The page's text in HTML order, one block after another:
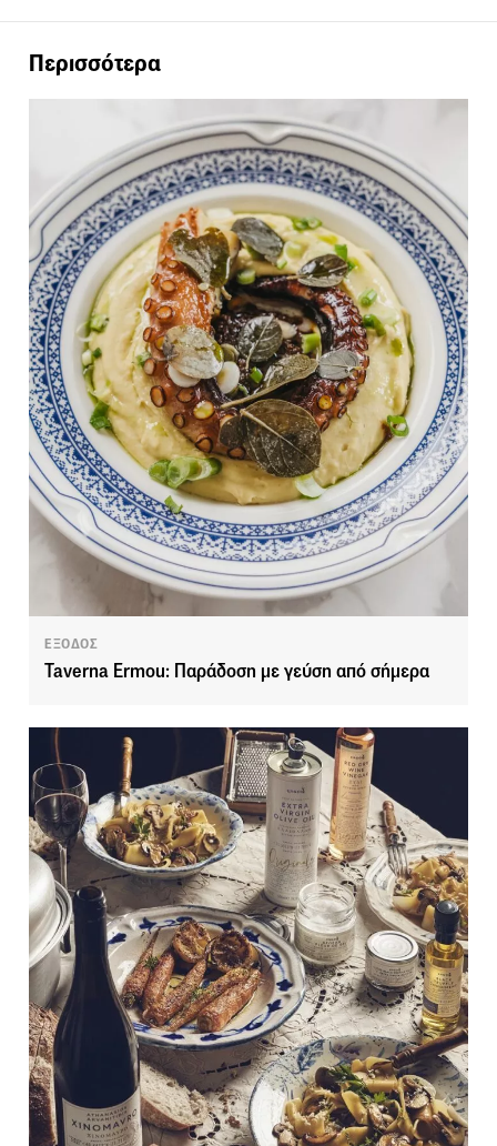
Περισσότερα
ΕΞΟΔΟΣ
Taverna Ermou: Παράδοση με γεύση από σήμερα